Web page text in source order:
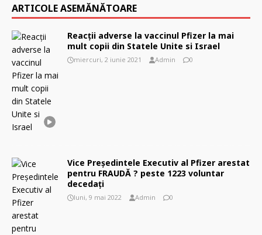
ARTICOLE ASEMĂNĂTOARE
Reacții adverse la vaccinul Pfizer la mai
mult copii din Statele Unite si Israel
miercuri, 2 iunie 2021 Admin 0
Vice Preşedintele Executiv al Pfizer arestat
pentru FRAUDĂ ? peste 1223 voluntar
decedaţi
luni, 9 mai 2022 Admin 0